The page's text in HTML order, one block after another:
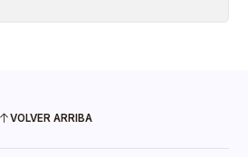
VOLVER ARRIBA